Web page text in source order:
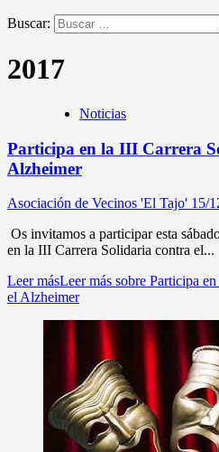
Buscar:
2017
Noticias
Participa en la III Carrera
Alzheimer
Asociación de Vecinos 'El Tajo' 15/
Os invitamos a participar esta
en la III Carrera Solidaria contra el...
Leer másLeer más sobre Participa
el Alzheimer